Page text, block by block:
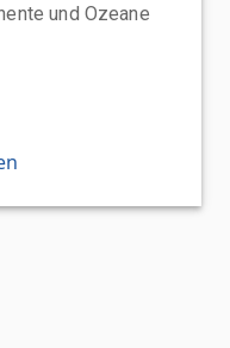
und Ozeane